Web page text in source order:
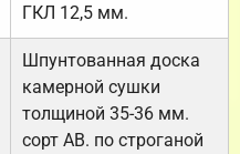
ГКЛ 12,5 мм.
Шпунтованная доска
камерной сушки
толщиной 35-36 мм.
сорт АВ. по строганой